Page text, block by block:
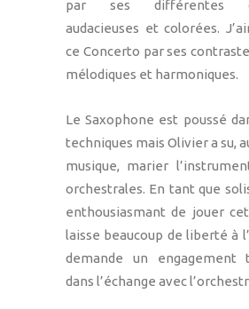
par ses différentes
audacieuses et colorées.
ce Concerto par ses
mélodiques et harmoniques.
Le Saxophone est poussé
techniques mais Olivier a su,
musique, marier
orchestrales. En tant que
enthousiasmant de jouer
laisse beaucoup de liberté à
demande un engagement
dans l’échange avec